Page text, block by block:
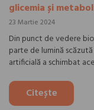
glicemia și
23 Martie 2024
Din punct de vedere
parte de lumină
artificială a schimbat
Citește